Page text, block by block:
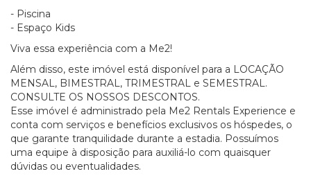
- Piscina
- Espaço Kids
Viva essa experiência com a Me2!
Além disso, este imóvel está disponível para a LOCAÇÃO
MENSAL, BIMESTRAL, TRIMESTRAL e SEMESTRAL.
CONSULTE OS NOSSOS DESCONTOS.
Esse imóvel é administrado pela Me2 Rentals Experience e
conta com serviços e benefícios exclusivos os hóspedes, o
que garante tranquilidade durante a estadia. Possuímos
uma equipe à disposição para auxiliá-lo com quaisquer
dúvidas ou eventualidades.